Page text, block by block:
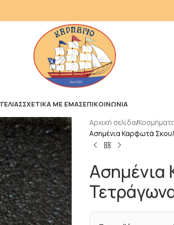
ΣΧΕΤΙΚΑ ΜΕ ΕΜΑΣΕΠΙΚΟΙΝΩΝΙΑ
Αρχική σελίδα
Ασημένια Καρφωτά
Ασημένια